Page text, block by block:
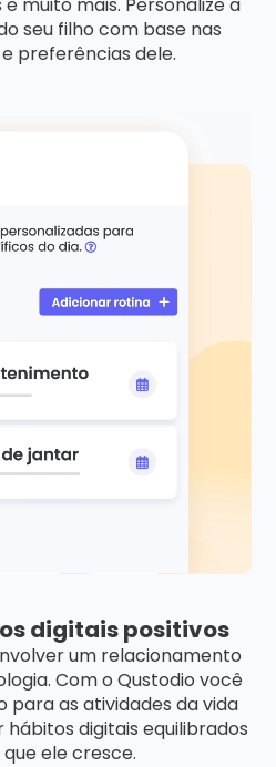
muito mais. Personalize a
seu filho com base nas
preferências dele.
digitais positivos
um relacionamento
Com o Qustodio você
as atividades da vida
hábitos digitais equilibrados
ele cresce.